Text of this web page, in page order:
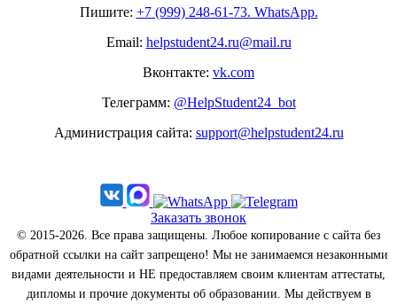
Пишите: +7 (999) 248-61-73. WhatsApp.
Email: helpstudent24.ru@mail.ru
Вконтакте: vk.com
Телеграмм: @HelpStudent24_bot
Администрация сайта: support@helpstudent24.ru
Заказать звонок
© 2015-2026. Все права защищены. Любое копирование с сайта без
обратной ссылки на сайт запрещено! Мы не занимаемся незаконными
видами деятельности и НЕ предоставляем своим клиентам аттестаты,
дипломы и прочие документы об образовании. Мы действуем в